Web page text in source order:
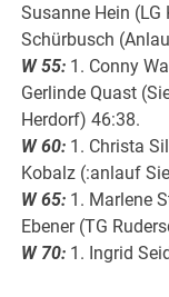
Susanne Hein
Schürbusch
W 55: 1. Conny
Gerlinde Quast
Herdorf) 46:38.
W 60: 1. Christa
Kobalz (:anlauf
W 65: 1. Marlene
Ebener (TG
W 70: 1. Ingrid